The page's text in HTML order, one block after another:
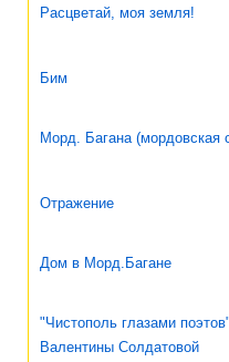
Расцветай, моя земля!
Бим
Морд. Багана (мордовская
Отражение
Дом в Морд.Багане
"Чистополь глазами
Валентины Солдатовой